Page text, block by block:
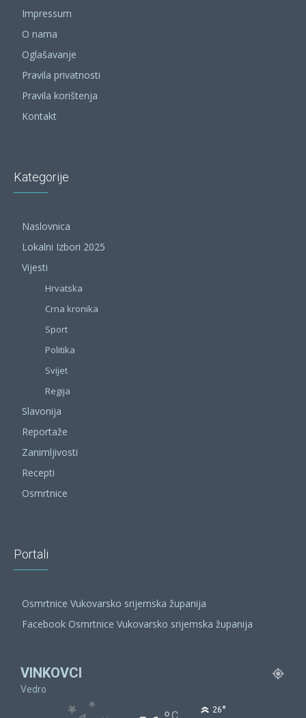
Impressum
O nama
Oglašavanje
Pravila privatnosti
Pravila korištenja
Kontakt
Kategorije
Naslovnica
Lokalni Izbori 2025
Vijesti
Hrvatska
Crna kronika
Sport
Politika
Svijet
Regija
Slavonija
Reportaže
Zanimljivosti
Recepti
Osmrtnice
Portali
Osmrtnice Vukovarsko srijemska županija
Facebook Osmrtnice Vukovarsko srijemska županija
VINKOVCI
Vedro
26°